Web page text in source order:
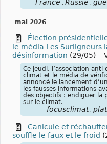
France Russie
mai 2026
Élection
le média Les Surligneurs
désinformation (29/05) -
Ce jeudi, l’association
climat et le média de
annoncé le lancement
les fausses informations
des objectifs : endiguer la
sur le climat.
focusclimat
Canicule et
souffle le faux et le froid